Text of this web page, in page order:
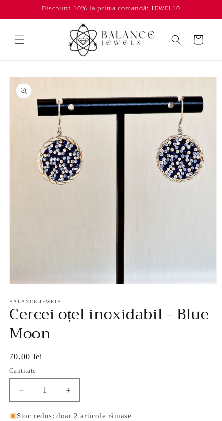
Discount 10% la prima comandă: JEWEL10
Coș
despre
produs
media
1
într-
fereastră
modală
BALANCE JEWELS
Cercei oțel inoxidabil - Blue
Moon
Preț
obișnuit
70,00 lei
Cantitate
Reduceți
cantitatea
pentru
Creșteți
cantitatea
pentru
Stoc redus: doar 2 articole rămase